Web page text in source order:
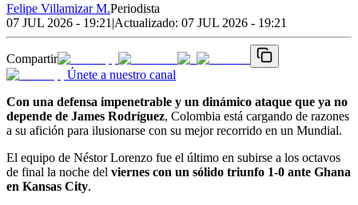
Felipe Villamizar M.Periodista
07 JUL 2026 - 19:21 |Actualizado: 07 JUL 2026 - 19:21
Compartir
Únete a nuestro canal
Con una defensa impenetrable y un dinámico ataque que ya no
depende de James Rodríguez, Colombia está cargando de razones
a su afición para ilusionarse con su mejor recorrido en un Mundial.
El equipo de Néstor Lorenzo fue el último en subirse a los octavos
de final la noche del viernes con un sólido triunfo 1-0 ante Ghana
en Kansas City.